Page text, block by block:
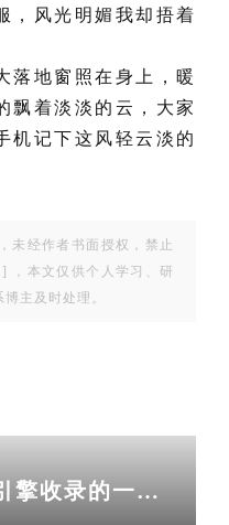
风光明媚我却捂着
地窗照在身上，暖
飘着淡淡的云，大家
机记下这风轻云淡的
未经作者书面授权，禁止
] ，本文仅供个人学习、研
主及时处理。
网站优化--对搜索引擎收录的一点感悟